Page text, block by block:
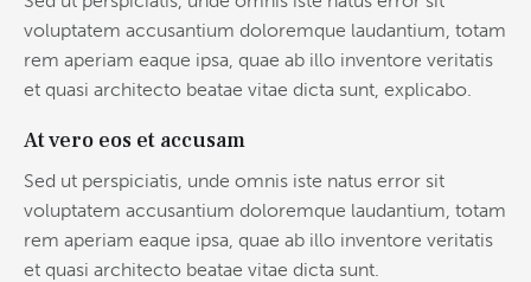
voluptatem accusantium doloremque laudantium, totam
rem aperiam eaque ipsa, quae ab illo inventore veritatis
et quasi architecto beatae vitae dicta sunt, explicabo.
At vero eos et accusam
Sed ut perspiciatis, unde omnis iste natus error sit
voluptatem accusantium doloremque laudantium, totam
rem aperiam eaque ipsa, quae ab illo inventore veritatis
et quasi architecto beatae vitae dicta sunt.